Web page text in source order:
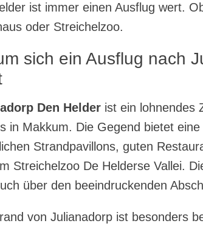
ist immer einen Ausflug wert.
oder Streichelzoo.
sich ein Ausflug nach
Den Helder ist ein lohnendes
in Makkum. Die Gegend bietet
Strandpavillons, guten
Streichelzoo De Helderse Vallei.
über den beeindruckenden
von Julianadorp ist besonders